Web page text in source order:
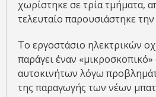
χωρίστηκε σε τρία τμήματα,
τελευταίο παρουσιάστηκε
Το εργοστάσιο ηλεκτρικών
παράγει έναν «μικροσκοπικό»
αυτοκινήτων λόγω
της παραγωγής των νέων